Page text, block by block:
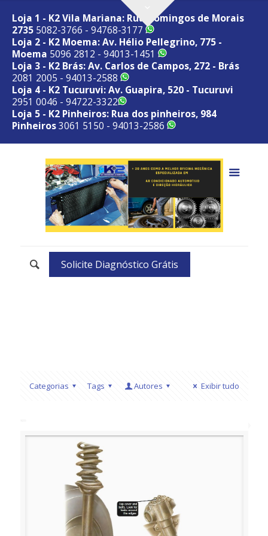
Loja 1 - K2 Vila Mariana: Rua Domingos de Morais
2735 5082-3766 - 94768-3177
Loja 2 - K2 Moema: Av. Hélio Pellegrino, 775 -
Moema 5096 2812 - 94013-1451
Loja 3 - K2 Brás: Av. Carlos de Campos, 272 - Brás
2081 2005 - 94013-2588
Loja 4 - K2 Tucuruvi: Av. Guapira, 520 - Tucuruvi
2951 0046 - 94722-3322
Loja 5 - K2 Pinheiros: Rua dos pinheiros, 984
Pinheiros3061 5150 - 94013-2586
Solicite Diagnóstico Grátis
Categorias Tags Autores Exibir tudo